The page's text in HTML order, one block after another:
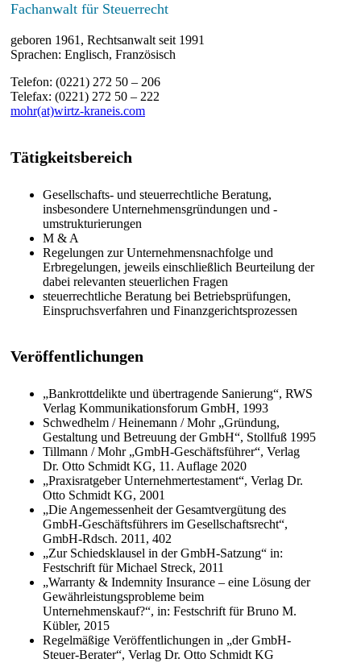
Fachanwalt für Steuerrecht
geboren 1961, Rechtsanwalt seit 1991
Sprachen: Englisch, Französisch
Telefon: (0221) 272 50 – 206
Telefax: (0221) 272 50 – 222
mohr(at)wirtz-kraneis.com
Tätigkeitsbereich
Gesellschafts- und steuerrechtliche Beratung,
insbesondere Unternehmensgründungen und -
umstrukturierungen
M & A
Regelungen zur Unternehmensnachfolge und
Erbregelungen, jeweils einschließlich Beurteilung der
dabei relevanten steuerlichen Fragen
steuerrechtliche Beratung bei Betriebsprüfungen,
Einspruchsverfahren und Finanzgerichtsprozessen
Veröffentlichungen
„Bankrottdelikte und übertragende Sanierung“, RWS
Verlag Kommunikationsforum GmbH, 1993
Schwedhelm / Heinemann / Mohr „Gründung,
Gestaltung und Betreuung der GmbH“, Stollfuß 1995
Tillmann / Mohr „GmbH-Geschäftsführer“, Verlag
Dr. Otto Schmidt KG, 11. Auflage 2020
„Praxisratgeber Unternehmertestament“, Verlag Dr.
Otto Schmidt KG, 2001
„Die Angemessenheit der Gesamtvergütung des
GmbH-Geschäftsführers im Gesellschaftsrecht“,
GmbH-Rdsch. 2011, 402
„Zur Schiedsklausel in der GmbH-Satzung“ in:
Festschrift für Michael Streck, 2011
„Warranty & Indemnity Insurance – eine Lösung der
Gewährleistungsprobleme beim
Unternehmenskauf?“, in: Festschrift für Bruno M.
Kübler, 2015
Regelmäßige Veröffentlichungen in „der GmbH-
Steuer-Berater“, Verlag Dr. Otto Schmidt KG